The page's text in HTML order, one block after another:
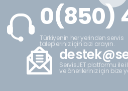
0(850)
Türkiyenin her yerinden servis
talepleriniz için bizi arayın.
ServisJET platformu ile
ve önerileriniz için bize